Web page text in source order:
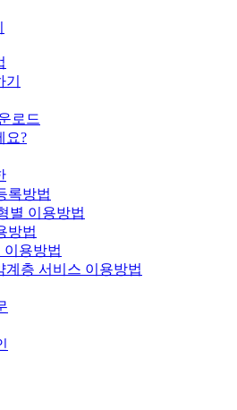
로드
요?
록방법
별 이용방법
방법
용방법
계층 서비스 이용방법